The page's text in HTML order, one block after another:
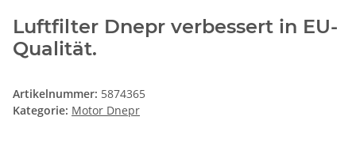
Luftfilter Dnepr verbessert in EU-
Qualität.
Artikelnummer: 5874365
Kategorie: Motor Dnepr